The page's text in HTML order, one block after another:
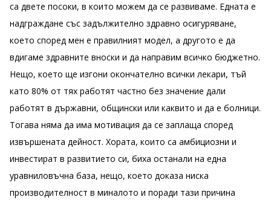
са двете посоки, в които можем да се развиваме. Едната е
надграждане със задължително здравно осигуряване,
което според мен е правилният модел, а другото е да
вдигаме здравните вноски и да направим всичко бюджетно.
Нещо, което ще изгони окончателно всички лекари, тъй
като 80% от тях работят частно без значение дали
работят в държавни, общински или каквито и да е болници.
Тогава няма да има мотивация да се заплаща според
извършената дейност. Хората, които са амбициозни и
инвестират в развитието си, биха останали на една
уравниловъчна база, нещо, което доказа ниска
производителност в миналото и поради тази причина